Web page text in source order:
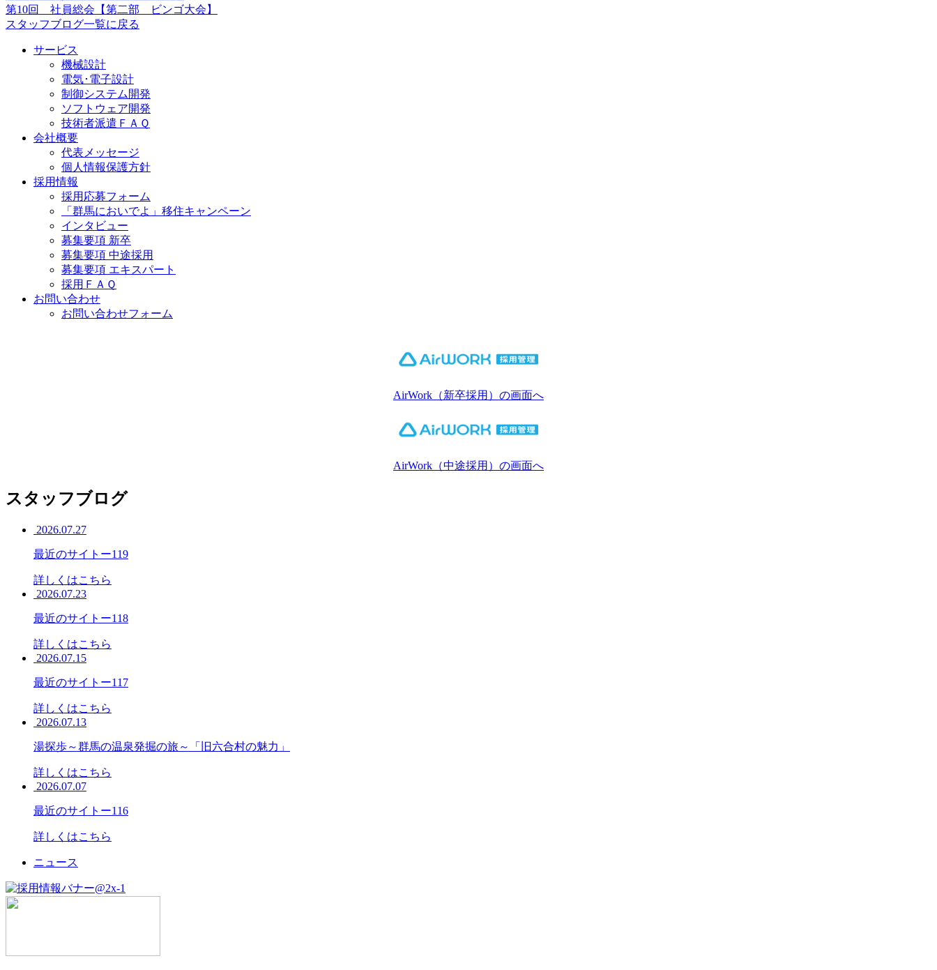
第10回 社員総会【第二部 ビンゴ大会】
スタッフブログ一覧に戻る
サービス
機械設計
電気･電子設計
制御システム開発
ソフトウェア開発
技術者派遣ＦＡＱ
会社概要
代表メッセージ
個人情報保護方針
採用情報
採用応募フォーム
「群馬においでよ」移住キャンペーン
インタビュー
募集要項 新卒
募集要項 中途採用
募集要項 エキスパート
採用ＦＡＱ
お問い合わせ
お問い合わせフォーム
AirWork（新卒採用）の画面へ
AirWork（中途採用）の画面へ
スタッフブログ
2026.07.27
最近のサイトー119
詳しくはこちら
2026.07.23
最近のサイトー118
詳しくはこちら
2026.07.15
最近のサイトー117
詳しくはこちら
2026.07.13
湯探歩～群馬の温泉発掘の旅～「旧六合村の魅力」
詳しくはこちら
2026.07.07
最近のサイトー116
詳しくはこちら
ニュース